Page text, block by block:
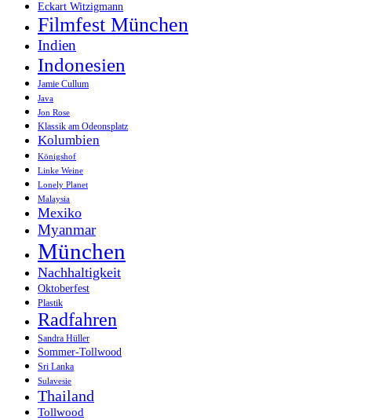
Eckart Witzigmann
Filmfest München
Indien
Indonesien
Jamie Cullum
Java
Jon Rose
Klassik am Odeonsplatz
Kolumbien
Königshof
Linke Weine
Lonely Planet
Malaysia
Mexiko
Myanmar
München
Nachhaltigkeit
Oktoberfest
Plastik
Radfahren
Sandra Hüller
Sommer-Tollwood
Sri Lanka
Sulavesie
Thailand
Tollwood